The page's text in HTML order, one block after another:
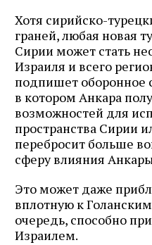
Хотя сирийско-
граней, любая новая
Сирии может стать
Израиля и всего
подпишет оборонное
в котором Анкара
возможностей для
пространства Сирии
перебросит больше
сферу влияния
Это может даже
вплотную к
очередь, способно
Израилем.